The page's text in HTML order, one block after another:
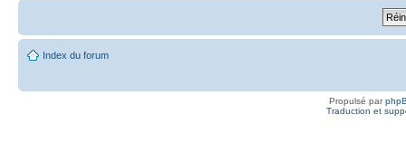
Index du forum
Propulsé par
Traduction et